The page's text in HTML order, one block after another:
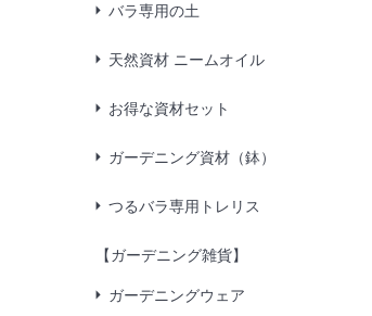
バラ専用の土
天然資材 ニームオイル
お得な資材セット
ガーデニング資材（鉢）
つるバラ専用トレリス
【ガーデニング雑貨】
ガーデニングウェア